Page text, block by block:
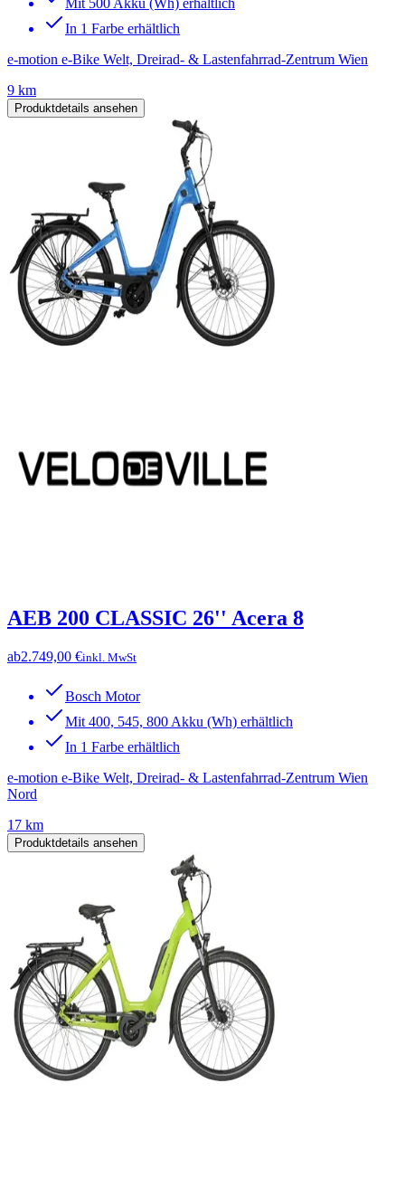
Mit 500 Akku (Wh) erhältlich
In 1 Farbe erhältlich
e-motion e-Bike Welt, Dreirad- & Lastenfahrrad-Zentrum Wien
9 km
Produktdetails ansehen
AEB 200 CLASSIC 26'' Acera 8
ab2.749,00 €inkl. MwSt
Bosch Motor
Mit 400, 545, 800 Akku (Wh) erhältlich
In 1 Farbe erhältlich
e-motion e-Bike Welt, Dreirad- & Lastenfahrrad-Zentrum Wien
Nord
17 km
Produktdetails ansehen